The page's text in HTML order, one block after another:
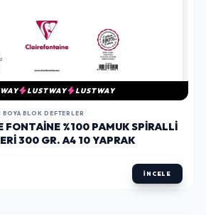
LUSTWAY LUSTWAY
BLOK DEFTERLER
FONTAINE %100 PAMUK SPIRALLI
300 GR. A4 10 YAPRAK
İNCELE